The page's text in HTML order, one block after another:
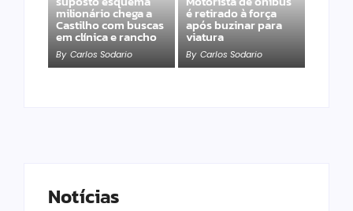
milionário chega a
Castilho com buscas
em clínica e rancho
By Carlos Sodario
é retirado à força
após buzinar para
viatura
By Carlos Sodario
Notícias